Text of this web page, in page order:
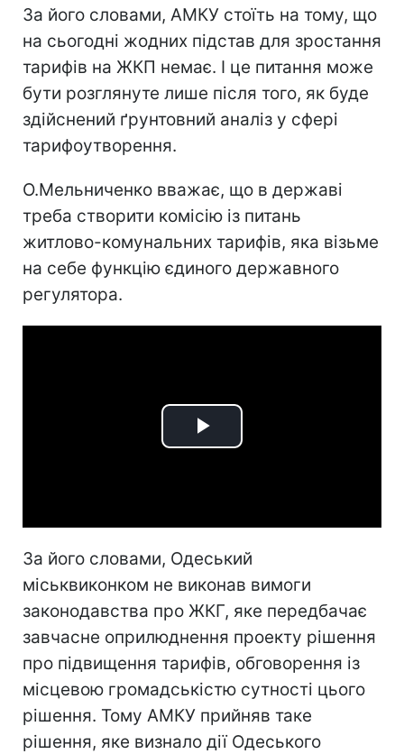
За його словами, АМКУ стоїть на тому, що
на сьогодні жодних підстав для зростання
тарифів на ЖКП немає. І це питання може
бути розглянуте лише після того, як буде
здійснений ґрунтовний аналіз у сфері
тарифоутворення.
О.Мельниченко вважає, що в державі
треба створити комісію із питань
житлово-комунальних тарифів, яка візьме
на себе функцію єдиного державного
регулятора.
Play
За його словами, Одеський
міськвиконком не виконав вимоги
законодавства про ЖКГ, яке передбачає
завчасне оприлюднення проекту рішення
про підвищення тарифів, обговорення із
місцевою громадськістю сутності цього
рішення. Тому АМКУ прийняв таке
рішення, яке визнало дії Одеського